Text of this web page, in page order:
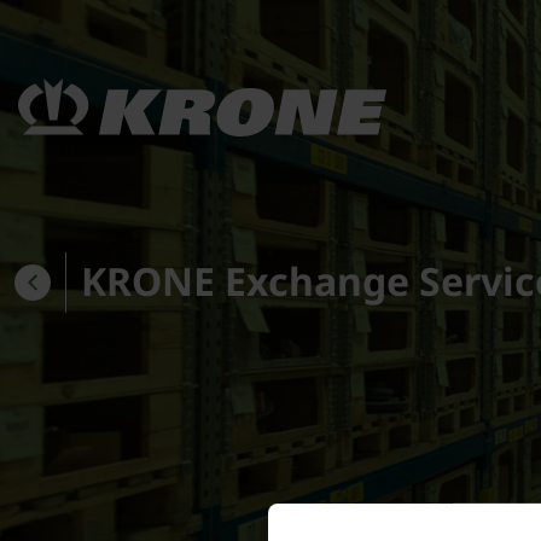
KRONE Exchange